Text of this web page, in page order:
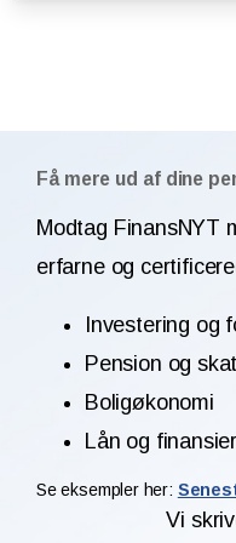
Få mere ud af dine
Modtag FinansNYT
erfarne og
Investering og
Pension og
Boligøkonomi
Lån og
Se eksempler her:
Vi